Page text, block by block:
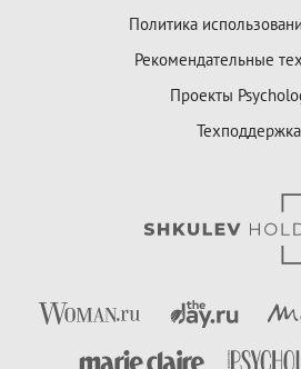
Политика
Рекомендательные
Проекты
Техподдержка